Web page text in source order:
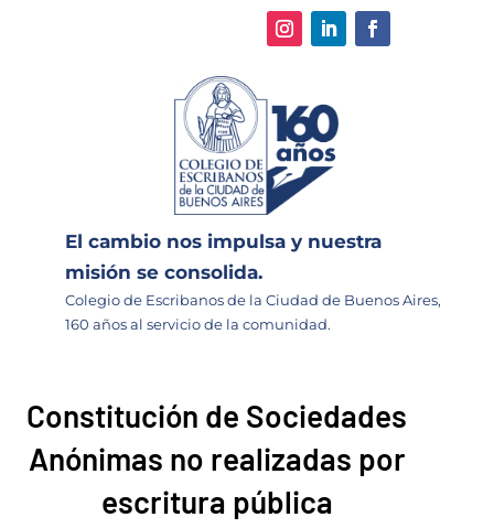
El cambio nos impulsa y nuestra
misión se consolida.
Colegio de Escribanos de la Ciudad de Buenos Aires,
160 años al servicio de la comunidad.
Constitución de Sociedades
Anónimas no realizadas por
escritura pública